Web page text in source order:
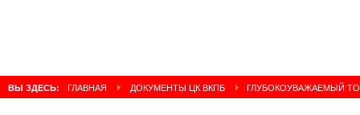
ВЫ ЗДЕСЬ: ГЛАВНАЯ ДОКУМЕНТЫ ЦК ВКПБ ГЛУБОКОУВАЖАЕМЫЙ